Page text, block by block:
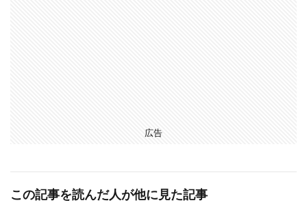
広告
この記事を読んだ人が他に見た記事